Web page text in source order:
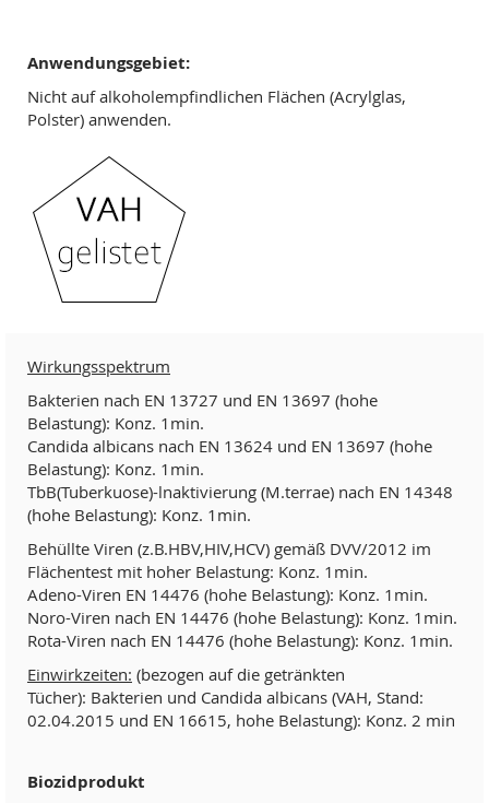
Anwendungsgebiet:
Nicht auf alkoholempfindlichen Flächen (Acrylglas,
Polster) anwenden.
Wirkungsspektrum
Bakterien nach EN 13727 und EN 13697 (hohe
Belastung): Konz. 1min.
Candida albicans nach EN 13624 und EN 13697 (hohe
Belastung): Konz. 1min.
TbB(Tuberkuose)-lnaktivierung (M.terrae) nach EN 14348
(hohe Belastung): Konz. 1min.
Behüllte Viren (z.B.HBV,HIV,HCV) gemäß DVV/2012 im
Flächentest mit hoher Belastung: Konz. 1min.
Adeno-Viren EN 14476 (hohe Belastung): Konz. 1min.
Noro-Viren nach EN 14476 (hohe Belastung): Konz. 1min.
Rota-Viren nach EN 14476 (hohe Belastung): Konz. 1min.
Einwirkzeiten: (bezogen auf die getränkten
Tücher): Bakterien und Candida albicans (VAH, Stand:
02.04.2015 und EN 16615, hohe Belastung): Konz. 2 min
Biozidprodukt